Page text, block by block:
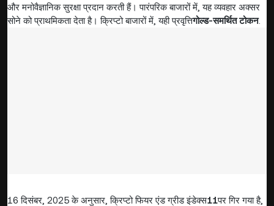
और मनोवैज्ञानिक सुरक्षा प्रदान करती हैं। पारंपरिक बाजारों में, यह व्यवहार अक्सर
सोने को प्राथमिकता देता है। क्रिप्टो बाजारों में, यही प्रवृत्तिगोल्ड-समर्थित टोकन.
16 दिसंबर, 2025 के अनुसार, क्रिप्टो फियर एंड ग्रीड इंडेक्स11पर गिर गया है,